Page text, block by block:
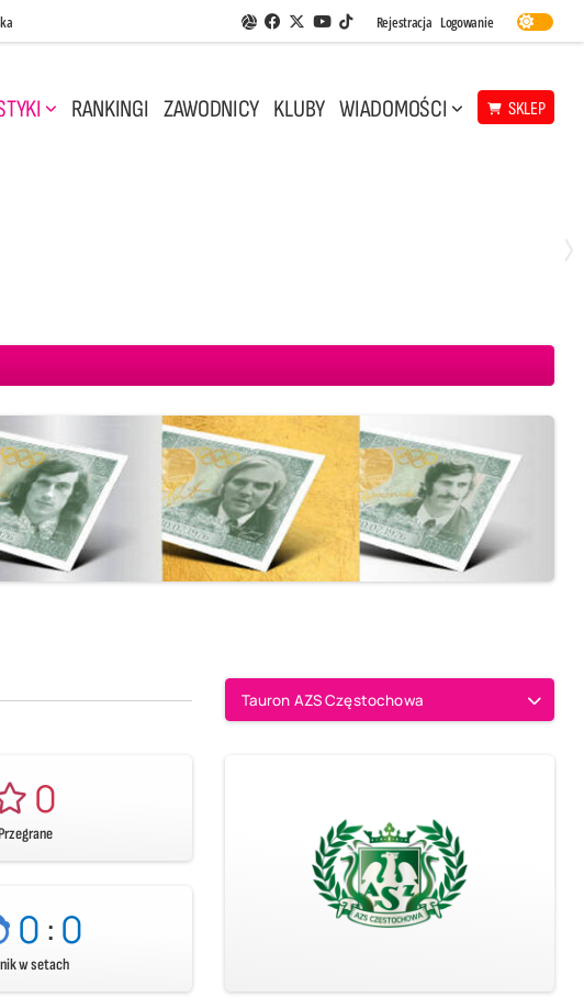
Aplikacja Siatkarskie Ligi
Facebook
Twitter
Youtube
TikTok
Rejestracja Logowanie
RANKINGI ZAWODNICY KLUBY WIADOMOŚCI SKLEP
Tauron AZS Częstochowa
0
0:0
w setach